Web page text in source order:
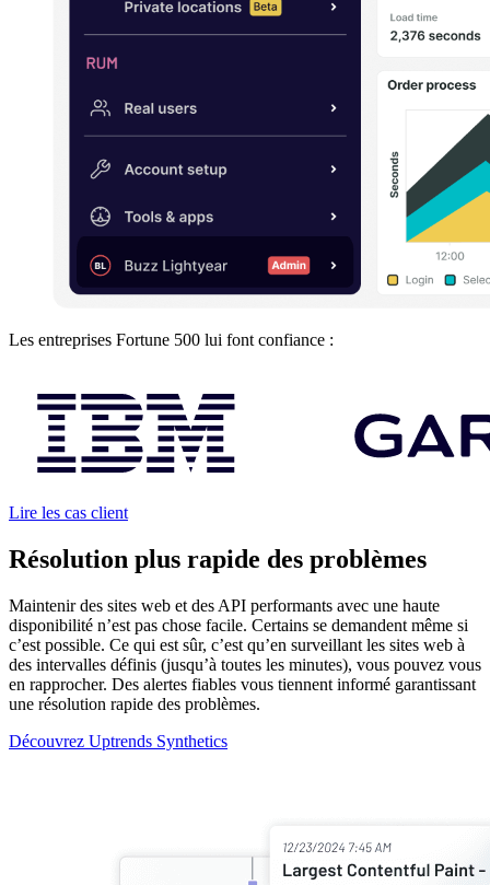
Les entreprises Fortune 500 lui font confiance :
Lire les cas client
Résolution plus rapide des problèmes
Maintenir des sites web et des API performants avec une haute
disponibilité n’est pas chose facile. Certains se demandent même si
c’est possible. Ce qui est sûr, c’est qu’en surveillant les sites web à
des intervalles définis (jusqu’à toutes les minutes), vous pouvez vous
en rapprocher. Des alertes fiables vous tiennent informé garantissant
une résolution rapide des problèmes.
Découvrez Uptrends Synthetics